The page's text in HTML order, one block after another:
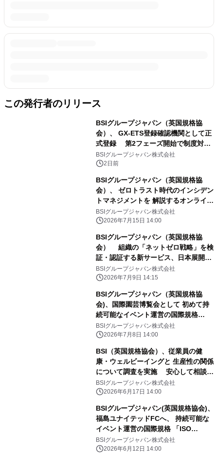
この発行者のリリース
BSIグループジャパン（英国規格協
会）、 GX-ETS登録確認機関として正
式登録 第2フェーズ開始で制度対応
が義務化、 企業の対応はどう変わるの
か？ 法的拘束力をもつGX-ETSの実
動画を公開中
BSIグループジャパン株式会社
2日前
BSIグループジャパン（英国規格協
会）、 ゼロトラスト時代のインシデン
トマネジメントを 解説するオンライン
無料セミナーを8月6日に開催
ISO/IEC 27035の基本と実践を解説
BSIグループジャパン株式会社
2026年7月15日 14:00
BSIグループジャパン（英国規格協
会） 組織の「ネットゼロ戦略」を検
証・認証する新サービス、日本展開
へ 7/16「ネットゼロパスウェイ認
証」オンライン無料セミナーを 国内初
BSIグループジャパン株式会社
2026年7月9日 14:15
BSIグループジャパン（英国規格協
会)、国際園芸博覧会として 初めて持
続可能なイベント運営の国際規格
「ISO 20121:2024」の認証を
GREEN×EXPO協会 （公益社団法人
BSIグループジャパン株式会社
2026年7月8日 14:00
BSI（英国規格協会）、従業員の健
康・ウェルビーイングと 生産性の関係
について調査を実施 安心して相談で
きる職場づくりが、日本企業の生産性
向上の鍵に
BSIグループジャパン株式会社
2026年6月17日 14:00
BSIグループジャパン(英国規格協会)、
福島ユナイテッドFCへ、 持続可能な
イベント運営の国際規格 「ISO
20121:2024」認証を授与
BSIグループジャパン株式会社
2026年6月12日 14:00